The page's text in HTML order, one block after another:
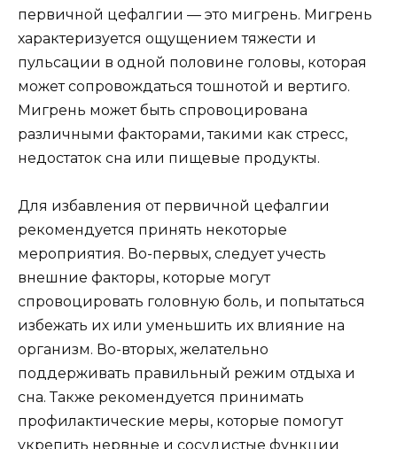
первичной цефалгии — это мигрень. Мигрень
характеризуется ощущением тяжести и
пульсации в одной половине головы, которая
может сопровождаться тошнотой и вертиго.
Мигрень может быть спровоцирована
различными факторами, такими как стресс,
недостаток сна или пищевые продукты.
Для избавления от первичной цефалгии
рекомендуется принять некоторые
мероприятия. Во-первых, следует учесть
внешние факторы, которые могут
спровоцировать головную боль, и попытаться
избежать их или уменьшить их влияние на
организм. Во-вторых, желательно
поддерживать правильный режим отдыха и
сна. Также рекомендуется принимать
профилактические меры, которые помогут
укрепить нервные и сосудистые функции